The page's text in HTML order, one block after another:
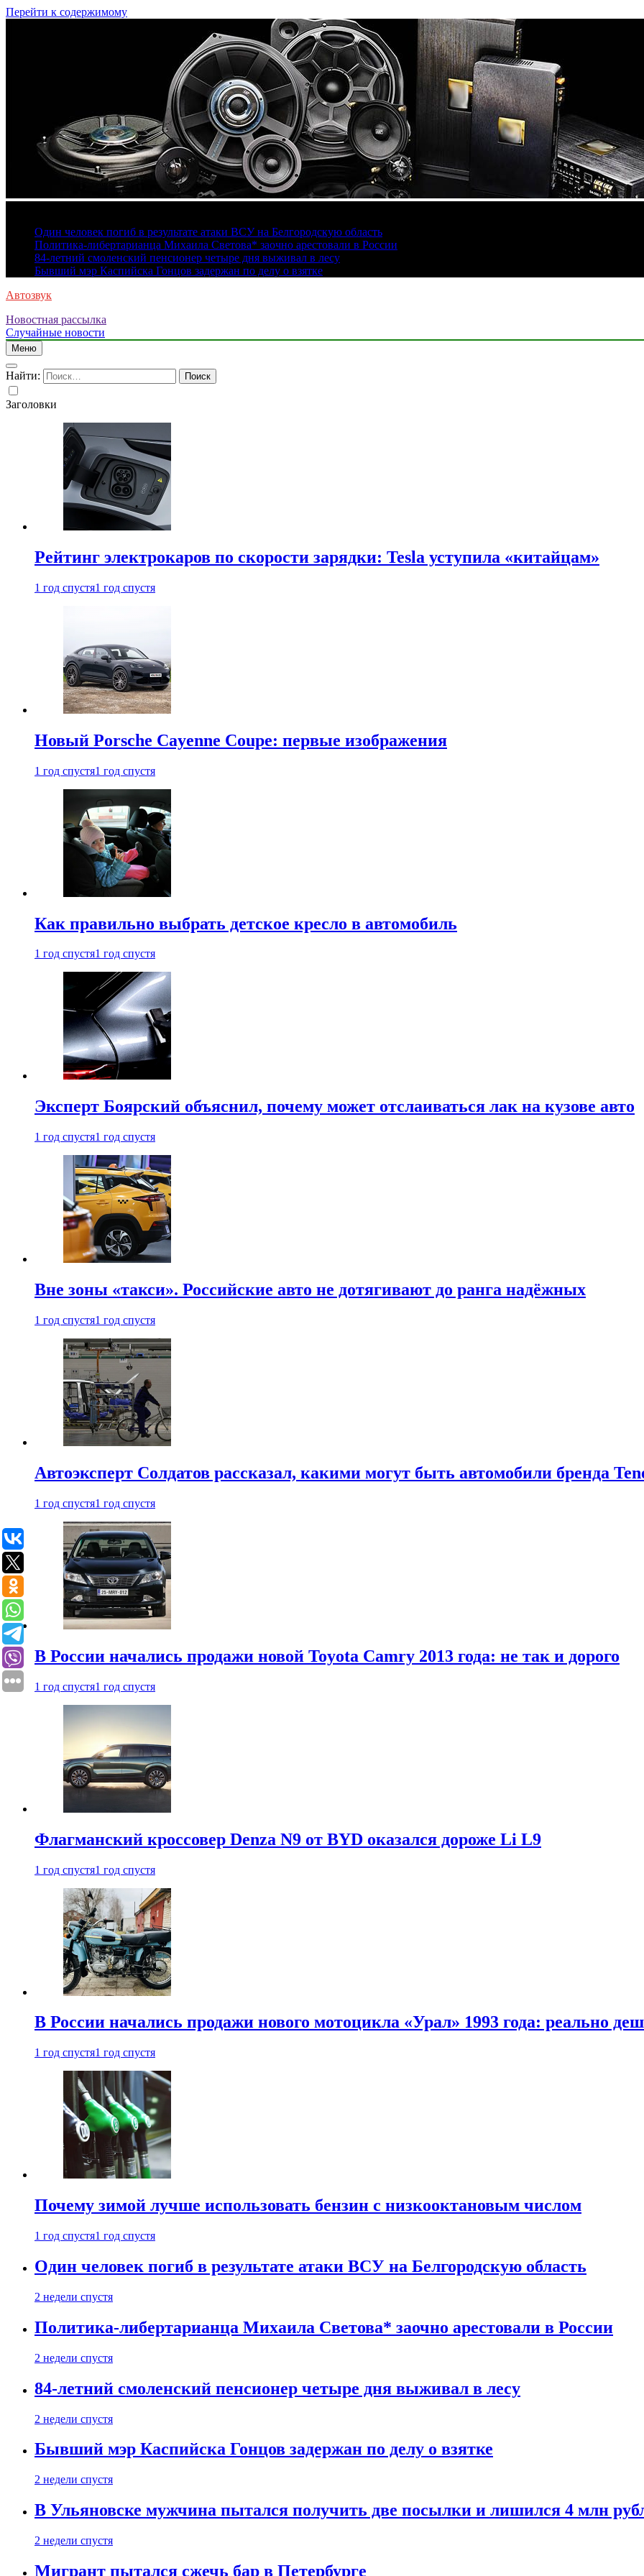
Перейти к содержимому
Один человек погиб в результате атаки ВСУ на Белгородскую область
Политика-либертарианца Михаила Светова* заочно арестовали в России
84-летний смоленский пенсионер четыре дня выживал в лесу
Бывший мэр Каспийска Гонцов задержан по делу о взятке
Автозвук
Новостная рассылка
Случайные новости
Меню
Найти:
Заголовки
Рейтинг электрокаров по скорости зарядки: Tesla уступила «китайцам»
1 год спустя1 год спустя
Новый Porsche Cayenne Coupe: первые изображения
1 год спустя1 год спустя
Как правильно выбрать детское кресло в автомобиль
1 год спустя1 год спустя
Эксперт Боярский объяснил, почему может отслаиваться лак на кузове авто
1 год спустя1 год спустя
Вне зоны «такси». Российские авто не дотягивают до ранга надёжных
1 год спустя1 год спустя
Автоэксперт Солдатов рассказал, какими могут быть автомобили бренда
1 год спустя1 год спустя
В России начались продажи новой Toyota Camry 2013 года: не так и дорого
1 год спустя1 год спустя
Флагманский кроссовер Denza N9 от BYD оказался дороже Li L9
1 год спустя1 год спустя
В России начались продажи нового мотоцикла «Урал» 1993 года: реально
1 год спустя1 год спустя
Почему зимой лучше использовать бензин с низкооктановым числом
1 год спустя1 год спустя
Один человек погиб в результате атаки ВСУ на Белгородскую область
2 недели спустя
Политика-либертарианца Михаила Светова* заочно арестовали в России
2 недели спустя
84-летний смоленский пенсионер четыре дня выживал в лесу
2 недели спустя
Бывший мэр Каспийска Гонцов задержан по делу о взятке
2 недели спустя
В Ульяновске мужчина пытался получить две посылки и лишился 4 млн
2 недели спустя
Мигрант пытался сжечь бар в Петербурге